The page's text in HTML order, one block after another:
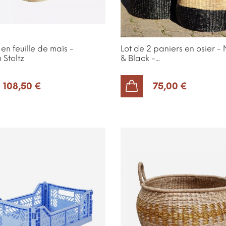
feuille de maïs -
Stoltz
108,50 €
Lot de 2 paniers en osier -
& Black -...
75,00 €